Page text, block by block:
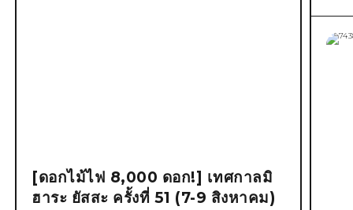
[ดอกไม้ไฟ 8,000 ดอก!] เทศกาลมิ
ฮาระ ยัสสะ ครั้งที่ 51 (7-9 สิงหาคม)